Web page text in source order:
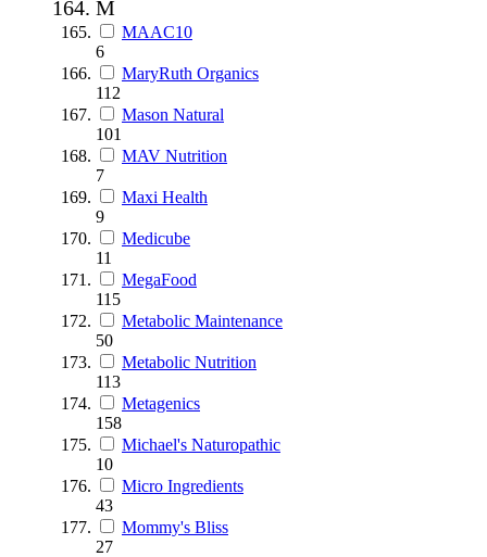
M
MAAC10
6
MaryRuth Organics
112
Mason Natural
101
MAV Nutrition
7
Maxi Health
9
Medicube
11
MegaFood
115
Metabolic Maintenance
50
Metabolic Nutrition
113
Metagenics
158
Michael's Naturopathic
10
Micro Ingredients
43
Mommy's Bliss
27